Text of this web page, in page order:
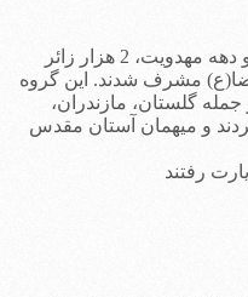
همزمان با فرا رسیدن اعیاد شعبانیه و دهه مهدویت، 2 هزار زائر
مشرف شدند. این گروه
گلستان، مازندران،
و میهمان آستان مقدس
رفتند